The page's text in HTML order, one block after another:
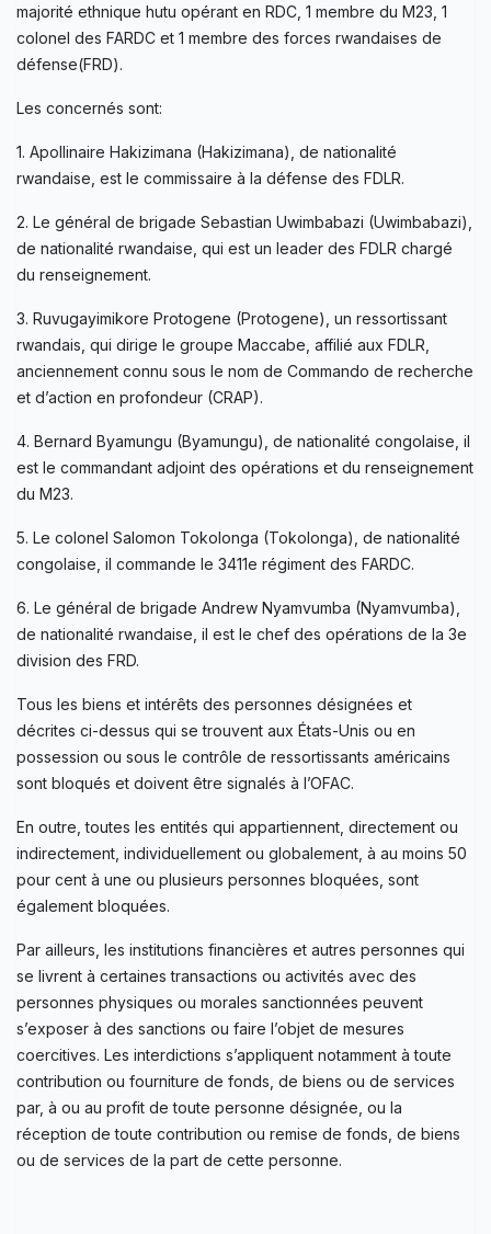
majorité ethnique hutu opérant en RDC, 1 membre du M23, 1
colonel des FARDC et 1 membre des forces rwandaises de
défense(FRD).
Les concernés sont:
1. Apollinaire Hakizimana (Hakizimana), de nationalité
rwandaise, est le commissaire à la défense des FDLR.
2. Le général de brigade Sebastian Uwimbabazi (Uwimbabazi),
de nationalité rwandaise, qui est un leader des FDLR chargé
du renseignement.
3. Ruvugayimikore Protogene (Protogene), un ressortissant
rwandais, qui dirige le groupe Maccabe, affilié aux FDLR,
anciennement connu sous le nom de Commando de recherche
et d’action en profondeur (CRAP).
4. Bernard Byamungu (Byamungu), de nationalité congolaise, il
est le commandant adjoint des opérations et du renseignement
du M23.
5. Le colonel Salomon Tokolonga (Tokolonga), de nationalité
congolaise, il commande le 3411e régiment des FARDC.
6. Le général de brigade Andrew Nyamvumba (Nyamvumba),
de nationalité rwandaise, il est le chef des opérations de la 3e
division des FRD.
Tous les biens et intérêts des personnes désignées et
décrites ci-dessus qui se trouvent aux États-Unis ou en
possession ou sous le contrôle de ressortissants américains
sont bloqués et doivent être signalés à l’OFAC.
En outre, toutes les entités qui appartiennent, directement ou
indirectement, individuellement ou globalement, à au moins 50
pour cent à une ou plusieurs personnes bloquées, sont
également bloquées.
Par ailleurs, les institutions financières et autres personnes qui
se livrent à certaines transactions ou activités avec des
personnes physiques ou morales sanctionnées peuvent
s’exposer à des sanctions ou faire l’objet de mesures
coercitives. Les interdictions s’appliquent notamment à toute
contribution ou fourniture de fonds, de biens ou de services
par, à ou au profit de toute personne désignée, ou la
réception de toute contribution ou remise de fonds, de biens
ou de services de la part de cette personne.